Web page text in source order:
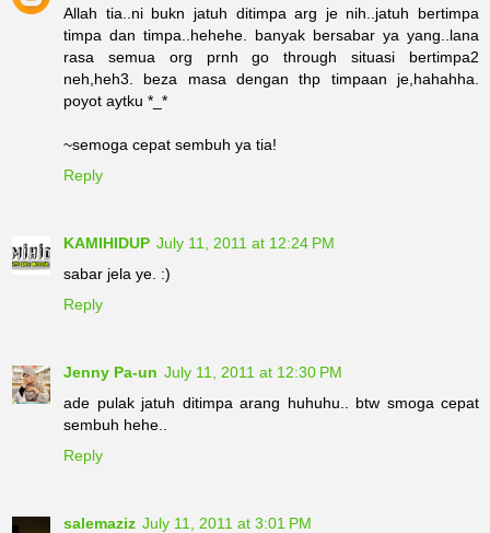
Allah tia..ni bukn jatuh ditimpa arg je nih..jatuh bertimpa
timpa dan timpa..hehehe. banyak bersabar ya yang..lana
rasa semua org prnh go through situasi bertimpa2
neh,heh3. beza masa dengan thp timpaan je,hahahha.
poyot aytku *_*
~semoga cepat sembuh ya tia!
Reply
KAMIHIDUP July 11, 2011 at 12:24 PM
sabar jela ye. :)
Reply
Jenny Pa-un July 11, 2011 at 12:30 PM
ade pulak jatuh ditimpa arang huhuhu.. btw smoga cepat
sembuh hehe..
Reply
salemaziz July 11, 2011 at 3:01 PM